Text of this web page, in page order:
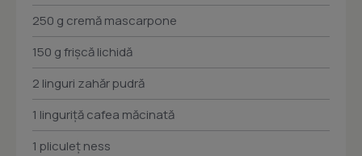
250 g cremă mascarpone
150 g frişcă lichidă
2 linguri zahăr pudră
1 linguriţă cafea măcinată
1 pliculeţ ness